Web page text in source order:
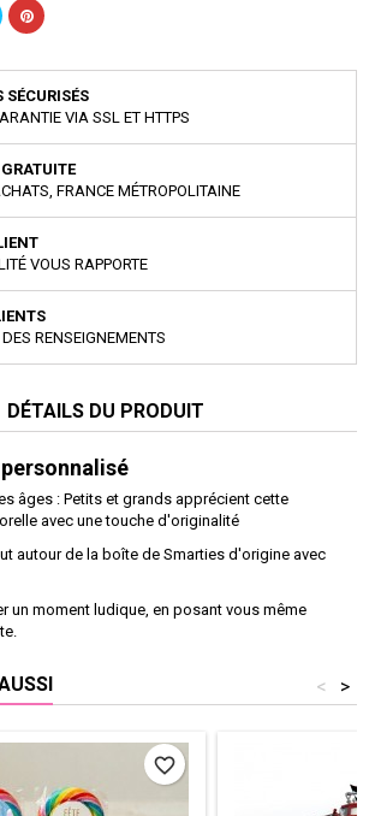
SÉCURISÉS
VIA SSL ET HTTPS
FRANCE MÉTROPOLITAINE
VOUS RAPPORTE
RENSEIGNEMENTS
DÉTAILS DU PRODUIT
âges : Petits et grands apprécient cette
avec une touche d'originalité
autour de la boîte de Smarties d'origine avec
un moment ludique, en posant vous même
>
<
favorite_border